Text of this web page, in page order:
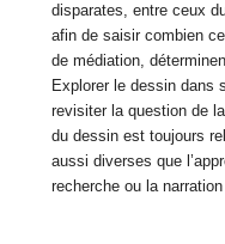
disparates, entre ceux
afin de saisir combien
de médiation,
Explorer le dessin dans
revisiter la question de
du dessin est toujours
aussi diverses que
recherche ou la